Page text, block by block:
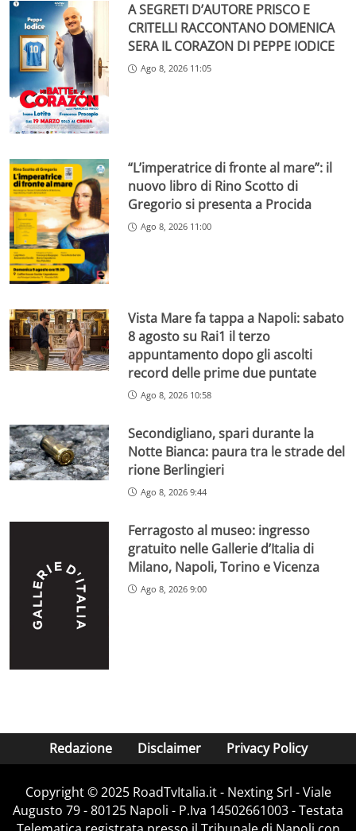
A SEGRETI D’AUTORE PRISCO E
CRITELLI RACCONTANO DOMENICA
SERA IL CORAZON DI PEPPE IODICE
Ago 8, 2026 11:05
“L’imperatrice di fronte al mare”: il
nuovo libro di Rino Scotto di
Gregorio si presenta a Procida
Ago 8, 2026 11:00
Vista Mare fa tappa a Napoli: sabato
8 agosto su Rai1 il terzo
appuntamento dopo gli ascolti
record delle prime due puntate
Ago 8, 2026 10:58
Secondigliano, spari durante la
Notte Bianca: paura tra le strade del
rione Berlingieri
Ago 8, 2026 9:44
Ferragosto al museo: ingresso
gratuito nelle Gallerie d’Italia di
Milano, Napoli, Torino e Vicenza
Ago 8, 2026 9:00
Redazione Disclaimer Privacy Policy
Copyright ©️ 2025 RoadTvItalia.it - Nexting Srl - Viale
Augusto 79 - 80125 Napoli - P.Iva 14502661003 - Testata